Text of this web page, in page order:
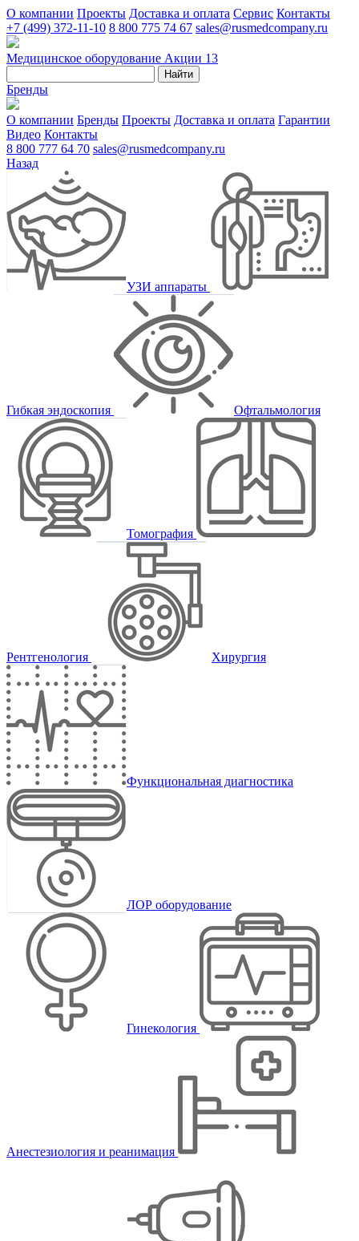
О компании Проекты Доставка и оплата Сервис Контакты
+7 (499) 372-11-10 8 800 775 74 67 sales@rusmedcompany.ru
Медицинское оборудование Акции 13
Найти
Бренды
О компании Бренды Проекты Доставка и оплата Гарантии
Видео Контакты
8 800 777 64 70 sales@rusmedcompany.ru
Назад
УЗИ аппараты
Гибкая эндоскопия Офтальмология
Томография
Рентгенология Хирургия
Функциональная диагностика
ЛОР оборудование
Гинекология
Анестезиология и реанимация